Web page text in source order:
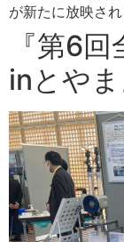
が新たに放映さ
『第6
inとや